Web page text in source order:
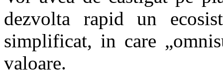
dezvolta rapid un
simplificat, in care
valoare.